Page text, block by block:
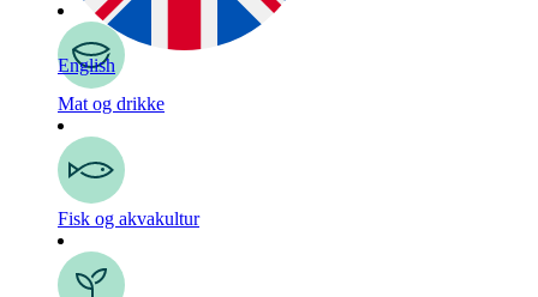
English
Mat og drikke
Fisk og akvakultur